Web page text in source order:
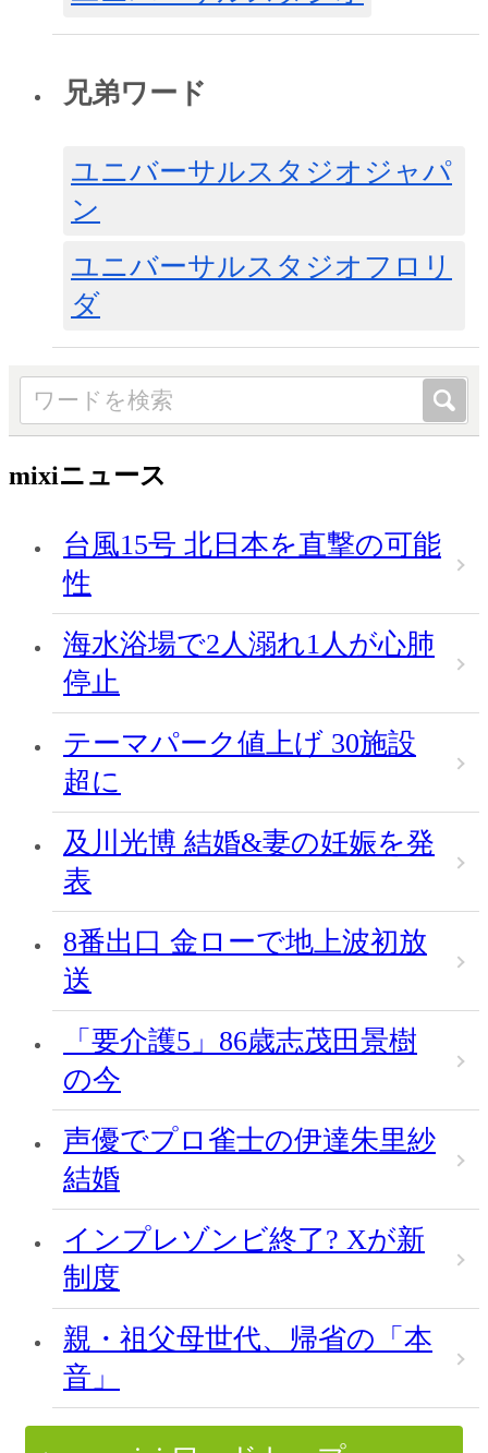
兄弟ワード
ユニバーサルスタジオジャパ
ン
ユニバーサルスタジオフロリ
ダ
mixiニュース
台風15号 北日本を直撃の可能
性
海水浴場で2人溺れ1人が心肺
停止
テーマパーク値上げ 30施設
超に
及川光博 結婚&妻の妊娠を発
表
8番出口 金ローで地上波初放
送
「要介護5」86歳志茂田景樹
の今
声優でプロ雀士の伊達朱里紗
結婚
インプレゾンビ終了? Xが新
制度
親・祖父母世代、帰省の「本
音」